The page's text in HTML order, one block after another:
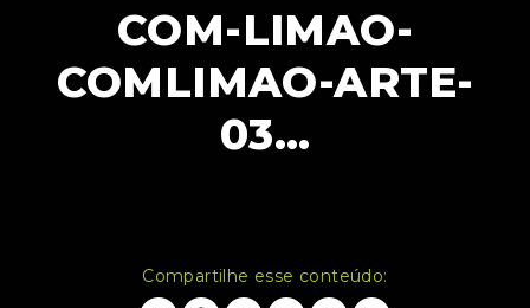
COM-LIMAO-
COMLIMAO-ARTE-
03…
Compartilhe esse conteúdo: